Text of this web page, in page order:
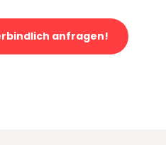
anfragen!